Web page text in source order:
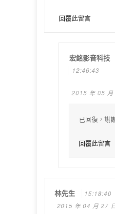
回覆此留言
宏銘影音科技
12:46:43
2015 年 05
已回復，謝
回覆此留言
林先生
15:18:40
2015 年 04 月 27